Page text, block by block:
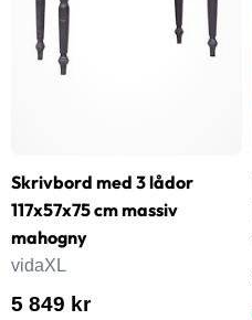
Skrivbord med 3 lådor
117x57x75 cm massiv
mahogny
vidaXL
5 849 kr